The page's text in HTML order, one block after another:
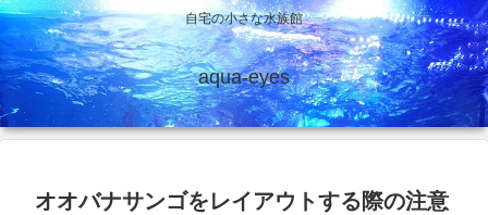
自宅の小さな水族館
aqua-eyes
オオバナサンゴをレイアウトする際の注意